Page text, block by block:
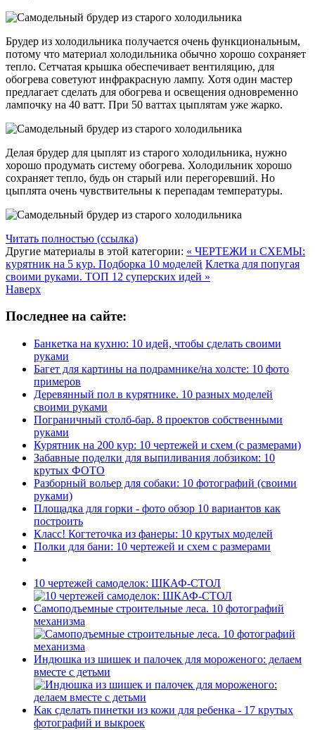
Брудер из холодильника получается очень функциональным,
потому что материал холодильника обычно хорошо сохраняет
тепло. Сетчатая крышка обеспечивает вентиляцию, для
обогрева советуют инфракрасную лампу. Хотя один мастер
предлагает сделать для обогрева и освещения одновременно
лампочку на 40 ватт. При 50 ваттах цыплятам уже жарко.
Делая брудер для цыплят из старого холодильника, нужно
хорошо продумать систему обогрева. Холодильник хорошо
сохраняет тепло, будь он старый или перегоревший. Но
цыплята очень чувствительны к перепадам температуры.
Читать полностью (ссылка)
Другие материалы в этой категории: « ЧЕРТЕЖИ и СХЕМЫ:
курятник на 5 кур. Подборка 10 моделей Клетка для попугая
своими руками. ТОП 12 суперских идей »
Наверх
Последнее на сайте:
Банкетка на кухню: 10 идей, чтобы сделать своими
руками
Багет для картины на подрамнике/на холсте: 10 фото
примеров
Деревянный пол в курятнике. 10 разных моделей
своими руками
Пограничный столб-бар. 8 проектов собственными
руками
Курятник на 200 кур: 10 чертежей и схем (с размерами)
Забавные поделки для выпиливания лобзиком: 10
крутых ФОТО
Разборный вольер для собаки: 10 фотографий (своими
руками)
Площадка для горки - фото обзор 10 вариантов как
построить
Класс! Когтеточка из фанеры: 10 крутых моделей
Полки для бани: 10 чертежей и схем с размерами
10 чертежей самоделок: ШКАФ-СТОЛ
Самоподъемные строительные леса. 10 фотографий
механизма
Индюшка из шишек и палочек для мороженого: делаем
вместе с детьми
Как сделать пинетки из кожи для ребенка - 17 крутых
фотографий и выкроек